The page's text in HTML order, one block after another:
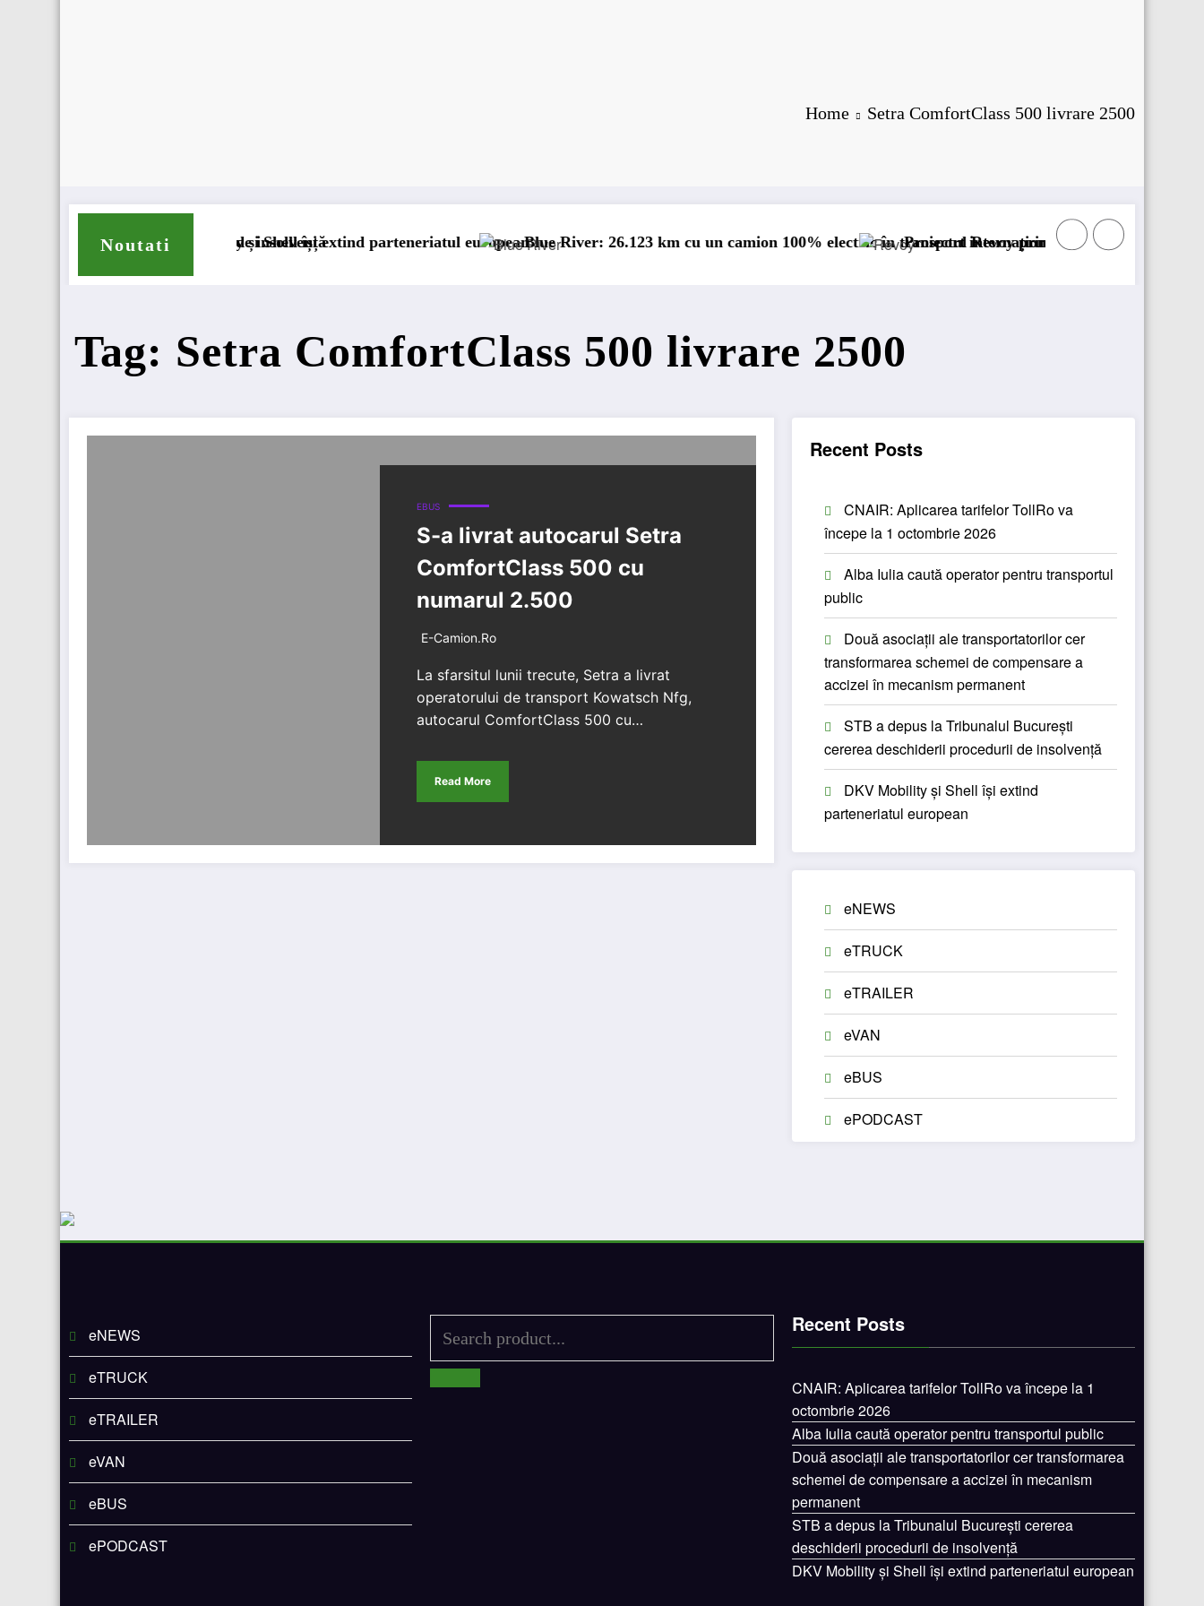
Home Setra ComfortClass 500 livrare 2500
Noutati
procedurii de insolvență
DKV Mobility și Shell își extind parteneriatul europeanBlue River: 26.123 km cu un camion 100% electric în transport internațional
Proiectul Revoy prinde contur Sailun își extinde
Tag: Setra ComfortClass 500 livrare 2500
EBUS
S-a livrat autocarul Setra
ComfortClass 500 cu
numarul 2.500
E-Camion.ro
La sfarsitul lunii trecute, Setra a livrat
operatorului de transport Kowatsch Nfg,
autocarul ComfortClass 500 cu…
Read More
Recent Posts
CNAIR: Aplicarea tarifelor TollRo va
începe la 1 octombrie 2026
Alba Iulia caută operator pentru transportul
public
Două asociații ale transportatorilor cer
transformarea schemei de compensare a
accizei în mecanism permanent
STB a depus la Tribunalul București
cererea deschiderii procedurii de insolvență
DKV Mobility și Shell își extind
parteneriatul european
eNEWS
eTRUCK
eTRAILER
eVAN
eBUS
ePODCAST
eNEWS
eTRUCK
eTRAILER
eVAN
eBUS
ePODCAST
Recent Posts
CNAIR: Aplicarea tarifelor TollRo va începe la 1
octombrie 2026
Alba Iulia caută operator pentru transportul public
Două asociații ale transportatorilor cer transformarea
schemei de compensare a accizei în mecanism
permanent
STB a depus la Tribunalul București cererea
deschiderii procedurii de insolvență
DKV Mobility și Shell își extind parteneriatul european